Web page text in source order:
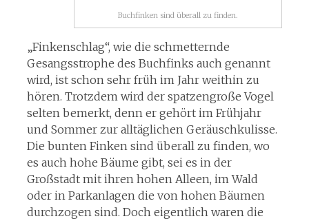
Buchfinken sind überall zu finden.
„Finkenschlag“, wie die schmetternde
Gesangsstrophe des Buchfinks auch genannt
wird, ist schon sehr früh im Jahr weithin zu
hören. Trotzdem wird der spatzengroße Vogel
selten bemerkt, denn er gehört im Frühjahr
und Sommer zur alltäglichen Geräuschkulisse.
Die bunten Finken sind überall zu finden, wo
es auch hohe Bäume gibt, sei es in der
Großstadt mit ihren hohen Alleen, im Wald
oder in Parkanlagen die von hohen Bäumen
durchzogen sind. Doch eigentlich waren die